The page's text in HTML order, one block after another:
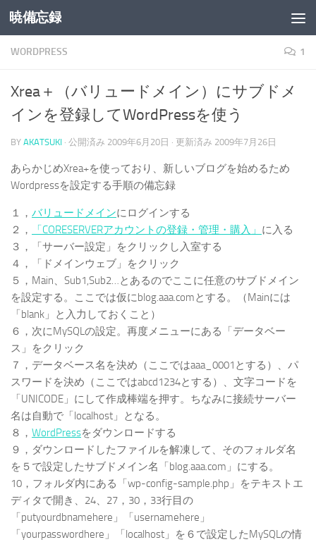
コンテンツへスキップ
暁備忘録
WORDPRESS 1
Xrea＋（バリュードメイン）にサブドメ
インを登録してWordPressを使う
BY AKATSUKI · 公開済み 2009年6月20日 · 更新済み 2009年7月26日
あらかじめXrea+を使っており、新しいブログを始めるため
Wordpressを設定する手順の備忘録
１， バリュードメインにログインする
２，
「CORESERVERアカウントの登録・管理・購入」 に入る
３，「サーバー設定」をクリックし入室する
４，「ドメインウェブ」をクリック
５，Main、Sub1,Sub2…とあるのでここに任意のサブドメイン
を設定する。ここでは仮にblog.aaa.comとする。（Mainには
「blank」と入力しておくこと）
６，次にMySQLの設定。再度メニューにある「データベー
ス」をクリック
７，データベース名を決め（ここではaaa_0001とする）、パ
スワードを決め（ここではabcd1234とする）、文字コードを
「UNICODE」にして作成棒端を押す。ちなみに接続サーバー
名は自動で「localhost」となる。
８， WordPressをダウンロードする
９，ダウンロードしたファイルを解凍して、そのフォルダ名
を５で設定したサブドメイン名「blog.aaa.com」にする。
10，フォルダ内にある「wp-config-sample.php」をテキストエ
ディタで開き、24、27，30，33行目の
「putyourdbnamehere」「usernamehere」
「yourpasswordhere」「localhost」を６で設定したMySQLの情